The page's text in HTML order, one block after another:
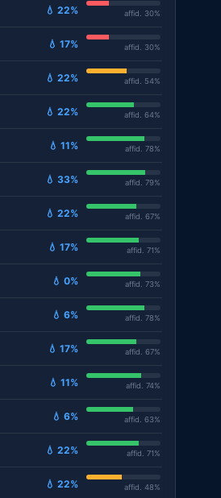
💧 22% affid. 30%
💧 17% affid. 30%
💧 22% affid. 54%
💧 22% affid. 64%
💧 11% affid. 78%
💧 33% affid. 79%
💧 22% affid. 67%
💧 17% affid. 71%
💧 0% affid. 73%
💧 6% affid. 78%
💧 17% affid. 67%
💧 11% affid. 74%
💧 6% affid. 63%
💧 22% affid. 71%
💧 22% affid. 48%